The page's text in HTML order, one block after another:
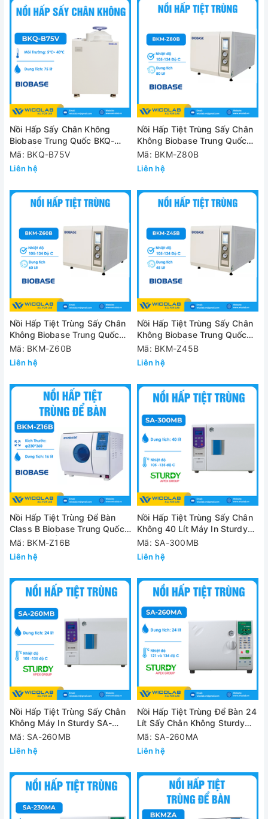
Nồi Hấp Sấy Chân Không
Biobase Trung Quốc BKQ-
B75V | Kiểu Đứng
Mã: BKQ-B75V
Liên hệ
Nồi Hấp Tiệt Trùng Sấy Chân
Không Biobase Trung Quốc
BKM-Z80B | 80 Lít
Mã: BKM-Z80B
Liên hệ
Nồi Hấp Tiệt Trùng Sấy Chân
Không Biobase Trung Quốc
BKM-Z60B | 60 Lít
Mã: BKM-Z60B
Liên hệ
Nồi Hấp Tiệt Trùng Sấy Chân
Không Biobase Trung Quốc
BKM-Z45B | 45 Lít
Mã: BKM-Z45B
Liên hệ
Nồi Hấp Tiệt Trùng Để Bàn
Class B Biobase Trung Quốc
BKM-Z16B | Sấy Chân Không
Mã: BKM-Z16B
Liên hệ
Nồi Hấp Tiệt Trùng Sấy Chân
Không 40 Lít Máy In Sturdy
SA-300MB
Mã: SA-300MB
Liên hệ
Nồi Hấp Tiệt Trùng Sấy Chân
Không Máy In Sturdy SA-
260MB
Mã: SA-260MB
Liên hệ
Nồi Hấp Tiệt Trùng Để Bàn 24
Lít Sấy Chân Không Sturdy
SA-260MA
Mã: SA-260MA
Liên hệ